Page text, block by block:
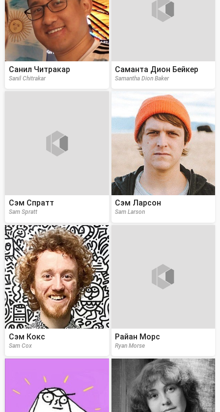
Санил Читракар
Sanil Chitrakar
Саманта Дион Бейкер
Samantha Dion Baker
Сэм Спратт
Sam Spratt
Сэм Ларсон
Sam Larson
Сэм Кокс
Sam Cox
Райан Морс
Ryan Morse